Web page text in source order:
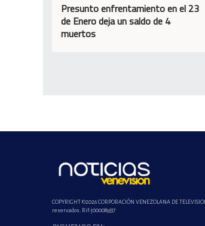
Presunto enfrentamiento en el 23
de Enero deja un saldo de 4
muertos
COPYRIGHT ©2026 CORPORACIÓN VENEZOLANA DE
reservados. Rif-j000089337